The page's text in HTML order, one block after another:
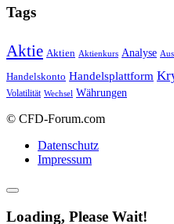
Tags
Aktie Aktien Aktienkurs Analyse
Handelskonto Handelsplattform
Volatilität Wechsel Währungen
© CFD-Forum.com
Datenschutz
Impressum
Loading, Please Wait!